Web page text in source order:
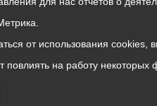
от использования
повлиять на работу некоторых